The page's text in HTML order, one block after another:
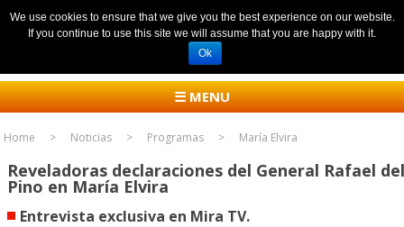
☰ MENU
Home Noticias Programas María Elvira
Reveladoras declaraciones del General Rafael del
Pino en María Elvira
Entrevista exclusiva en Mira TV.
We use cookies to ensure that we give you the best experience on our website.
If you continue to use this site we will assume that you are happy with it.
Ok